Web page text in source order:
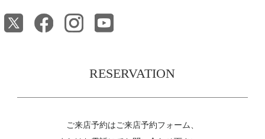
RESERVATION
ご来店予約はご来店予約フォーム、